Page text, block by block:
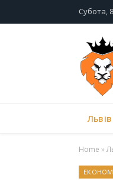
Субота,
Львів
Home »